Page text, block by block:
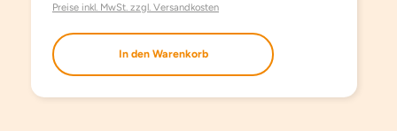
erforderlich, besonders bügelleicht. Haut- und
auch bestens für die Handwäsche geeignet. Mit
modernsten waschaktiven Substanzen und
Aufheller und ohne Phosphate.
Preise inkl. MwSt. zzgl. Versandkosten
In den Warenkorb